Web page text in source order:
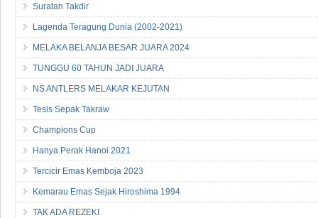
Suratan Takdir
Lagenda Teragung Dunia (2002-2021)
MELAKA BELANJA BESAR JUARA 2024
TUNGGU 60 TAHUN JADI JUARA
NS ANTLERS MELAKAR KEJUTAN
Tesis Sepak Takraw
Champions Cup
Hanya Perak Hanoi 2021
Tercicir Emas Kemboja 2023
Kemarau Emas Sejak Hiroshima 1994
TAK ADA REZEKI